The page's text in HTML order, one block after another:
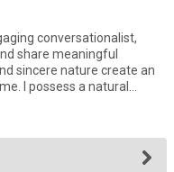
conversationalist,
share meaningful
sincere nature create an
I possess a natural